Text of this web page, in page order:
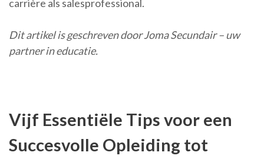
carrière als salesprofessional.
Dit artikel is geschreven door Joma Secundair – uw
partner in educatie.
Vijf Essentiële Tips voor een
Succesvolle Opleiding tot